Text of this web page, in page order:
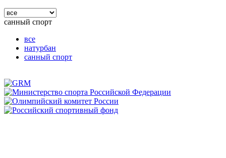
санный спорт
все
натурбан
санный спорт